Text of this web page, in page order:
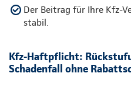
Der Beitrag für Ihre Kfz-
stabil.
Kfz-Haftpflicht:
Schadenfall ohne